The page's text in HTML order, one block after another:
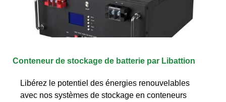
Conteneur de stockage de batterie par Libattion
Libérez le potentiel des énergies renouvelables
avec nos systèmes de stockage en conteneurs